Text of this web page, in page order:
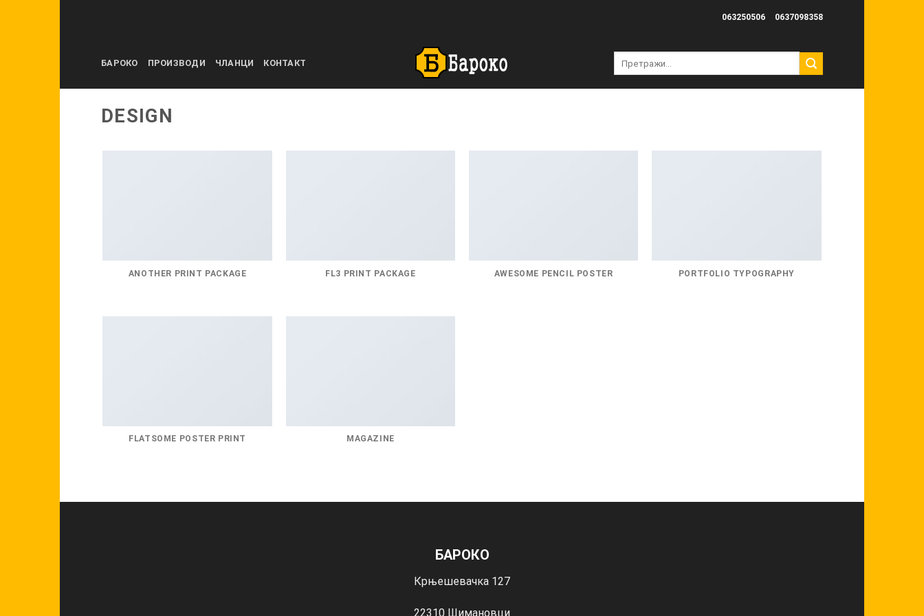
063250506 0637098358
БАРОКО ПРОИЗВОДИ ЧЛАНЦИ КОНТАКТ
DESIGN
ANOTHER PRINT PACKAGE FL3 PRINT PACKAGE AWESOME PENCIL POSTER PORTFOLIO TYPOGRAPHY
FLATSOME POSTER PRINT MAGAZINE
БАРОКО
Крњешевачка 127
22310 Шимановци